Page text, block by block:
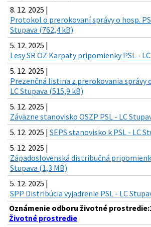
8. 12. 2025 |
Protokol o prerokovaní správy o hosp.
Stupava (762,4 kB)
5. 12. 2025 |
Lesy SR OZ Karpaty pripomienky PSL -
5. 12. 2025 |
Prezenčná listina z prerokovania správy
LC Stupava (515,9 kB)
5. 12. 2025 |
Záväzne stanovisko OSZP PSL - LC
5. 12. 2025 | SEPS stanovisko k PSL - LC
5. 12. 2025 |
Západoslovenská distribučná
Stupava (1,3 MB)
5. 12. 2025 |
SPP Distribúcia vyjadrenie PSL - LC
Oznámenie odboru životné
Životné prostredie